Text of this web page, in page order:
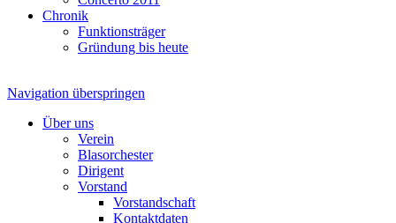
Chronik
Funktionsträger
Gründung bis heute
Navigation überspringen
Über uns
Verein
Blasorchester
Dirigent
Vorstand
Vorstandschaft
Kontaktdaten